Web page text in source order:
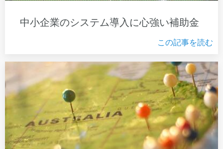
中小企業のシステム導入に心強い補助金
この記事を読む